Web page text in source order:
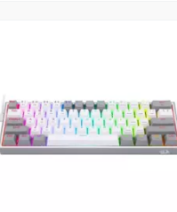
Vista Previa